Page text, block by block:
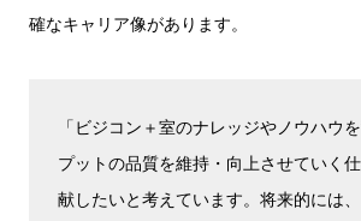
確なキャリア像があります。
「ビジコン＋室のナレッジやノウハウ
プットの品質を維持・向上させていく
献したいと考えています。将来的には